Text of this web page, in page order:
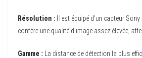
Résolution :
Il est équipé d’un capteur
confère une qualité d’image assez élevée,
Gamme :
La distance de détection la plus